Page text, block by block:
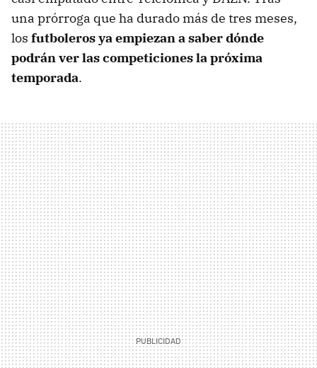
una prórroga que ha durado más de tres meses,
los futboleros ya empiezan a saber dónde
podrán ver las competiciones la próxima
temporada.